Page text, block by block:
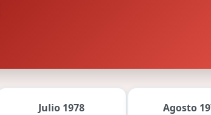
Julio 1978 Agosto